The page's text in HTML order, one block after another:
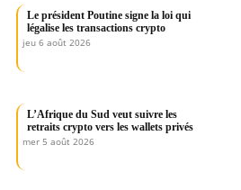
Le président Poutine signe la loi qui
légalise les transactions crypto
jeu 6 août 2026
L’Afrique du Sud veut suivre les
retraits crypto vers les wallets privés
mer 5 août 2026